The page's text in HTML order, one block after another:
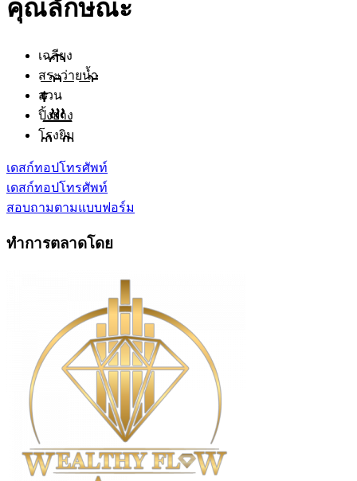
คุณลักษณะ
เฉลียง
สระว่ายน้ำ
สวน
ปิ้งย่าง
โรงยิม
เดสก์ทอปโทรศัพท์
เดสก์ทอปโทรศัพท์
สอบถามตามแบบฟอร์ม
ทำการตลาดโดย